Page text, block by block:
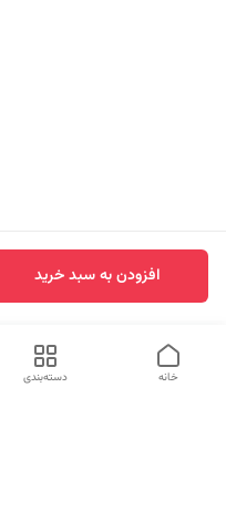
افزودن به سبد خرید
دسته‌بندی خانه